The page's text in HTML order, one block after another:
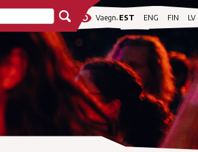
visibility Vaegnägijale
EST ENG FIN LV